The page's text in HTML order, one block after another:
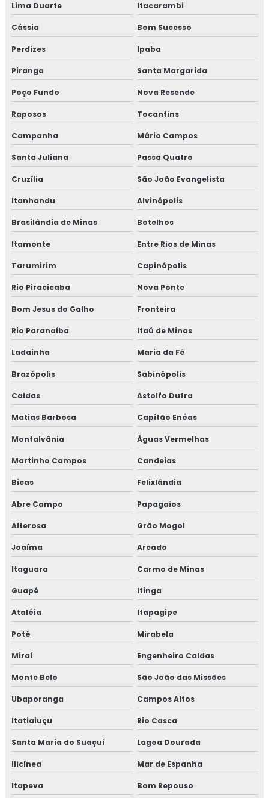
Lima Duarte Itacarambi
Cássia Bom Sucesso
Perdizes Ipaba
Piranga Santa Margarida
Poço Fundo Nova Resende
Raposos Tocantins
Campanha Mário Campos
Santa Juliana Passa Quatro
Cruzília São João Evangelista
Itanhandu Alvinópolis
Brasilândia de Minas Botelhos
Itamonte Entre Rios de Minas
Tarumirim Capinópolis
Rio Piracicaba Nova Ponte
Bom Jesus do Galho Fronteira
Rio Paranaíba Itaú de Minas
Ladainha Maria da Fé
Brazópolis Sabinópolis
Caldas Astolfo Dutra
Matias Barbosa Capitão Enéas
Montalvânia Águas Vermelhas
Martinho Campos Candeias
Bicas Felixlândia
Abre Campo Papagaios
Alterosa Grão Mogol
Joaíma Areado
Itaguara Carmo de Minas
Guapé Itinga
Ataléia Itapagipe
Poté Mirabela
Miraí Engenheiro Caldas
Monte Belo São João das Missões
Ubaporanga Campos Altos
Itatiaiuçu Rio Casca
Santa Maria do Suaçuí Lagoa Dourada
Ilicínea Mar de Espanha
Itapeva Bom Repouso